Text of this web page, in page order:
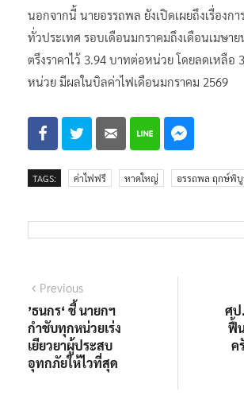
นอกจากนี้ นายอรรถพล ยังเปิดเผยถึงเรื่องก
ทั่วประเทศ รอบเดือนมกราคมถึงเดือนเมษา
ตรึงราคาไว้ 3.94 บาทต่อหน่วย โดยลดเหลือ
หน่วย มีผลในบิลค่าไฟเดือนมกราคม 2569
TAGS: ค่าไฟฟรี หาดใหญ่ อรรถพล ฤกษ์พิ
แนะแนว
เรื่อง
PreviousPrevious
post:
’ธนกร‘ ชี้ นายกฯ
กำชับทุกหน่วยเร่ง
เยียวยาผู้ประสบ
อุทกภัยให้ไวที่สุด
ศป
ฟื้
ค